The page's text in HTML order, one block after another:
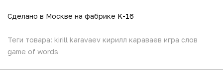
Сделано в Москве на фабрике K-16
Теги товара: kirill karavaev кирилл караваев игра слов
game of words